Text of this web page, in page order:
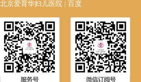
北京爱育华妇儿医院 百度